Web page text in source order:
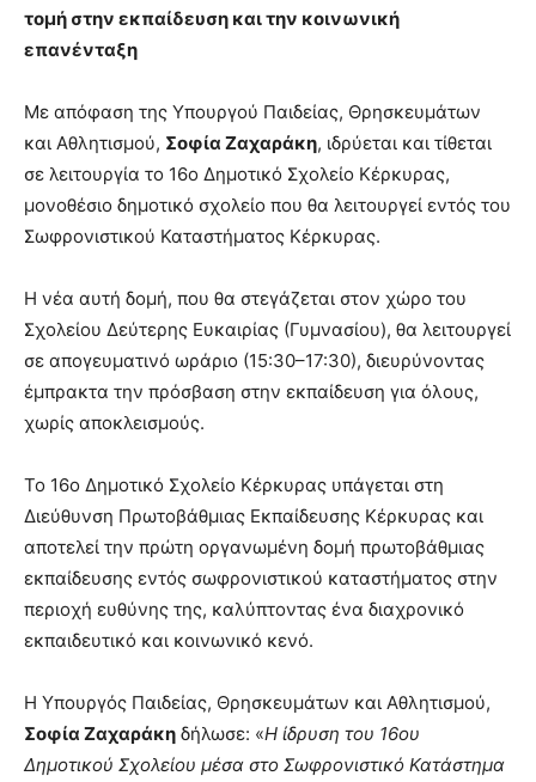
τομή στην εκπαίδευση και την κοινωνική
επανένταξη
Με απόφαση της Υπουργού Παιδείας, Θρησκευμάτων
και Αθλητισμού, Σοφία Ζαχαράκη, ιδρύεται και τίθεται
σε λειτουργία το 16ο Δημοτικό Σχολείο Κέρκυρας,
μονοθέσιο δημοτικό σχολείο που θα λειτουργεί εντός του
Σωφρονιστικού Καταστήματος Κέρκυρας.
Η νέα αυτή δομή, που θα στεγάζεται στον χώρο του
Σχολείου Δεύτερης Ευκαιρίας (Γυμνασίου), θα λειτουργεί
σε απογευματινό ωράριο (15:30–17:30), διευρύνοντας
έμπρακτα την πρόσβαση στην εκπαίδευση για όλους,
χωρίς αποκλεισμούς.
Το 16ο Δημοτικό Σχολείο Κέρκυρας υπάγεται στη
Διεύθυνση Πρωτοβάθμιας Εκπαίδευσης Κέρκυρας και
αποτελεί την πρώτη οργανωμένη δομή πρωτοβάθμιας
εκπαίδευσης εντός σωφρονιστικού καταστήματος στην
περιοχή ευθύνης της, καλύπτοντας ένα διαχρονικό
εκπαιδευτικό και κοινωνικό κενό.
Η Υπουργός Παιδείας, Θρησκευμάτων και Αθλητισμού,
Σοφία Ζαχαράκη δήλωσε: «Η ίδρυση του 16ου
Δημοτικού Σχολείου μέσα στο Σωφρονιστικό Κατάστημα